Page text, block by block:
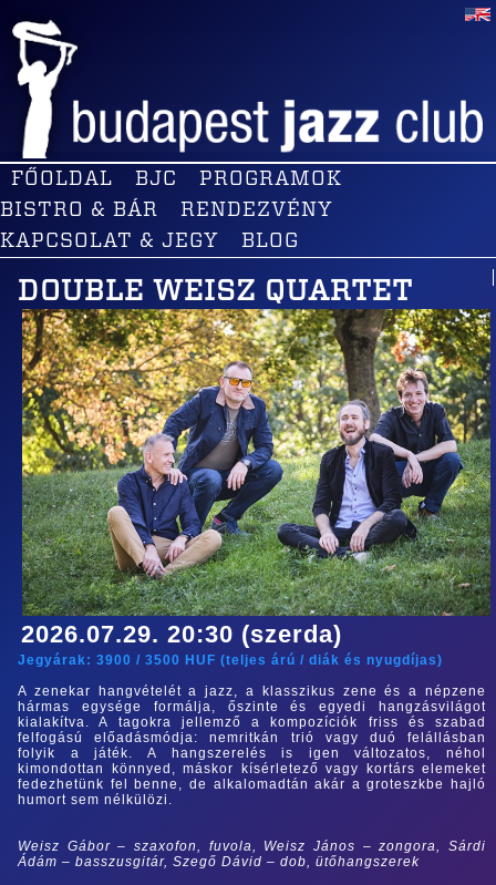
FŐOLDAL BJC
PROGRAMOK
BISTRO & BÁR
RENDEZVÉNY
KAPCSOLAT & JEGY
BLOG
DOUBLE WEISZ QUARTET
2026.07.29. 20:30 (szerda)
Jegyárak: 3900 / 3500 HUF (teljes árú / diák és nyugdíjas)
A zenekar hangvételét a jazz, a klasszikus zene és a népzene
hármas egysége formálja, őszinte és egyedi hangzásvilágot
kialakítva. A tagokra jellemző a kompozíciók friss és szabad
felfogású előadásmódja: nemritkán trió vagy duó felállásban
folyik a játék. A hangszerelés is igen változatos, néhol
kimondottan könnyed, máskor kísérletező vagy kortárs elemeket
fedezhetünk fel benne, de alkalomadtán akár a groteszkbe hajló
humort sem nélkülözi.
Weisz Gábor – szaxofon, fuvola, Weisz János – zongora, Sárdi
Ádám – basszusgitár, Szegő Dávid – dob, ütőhangszerek